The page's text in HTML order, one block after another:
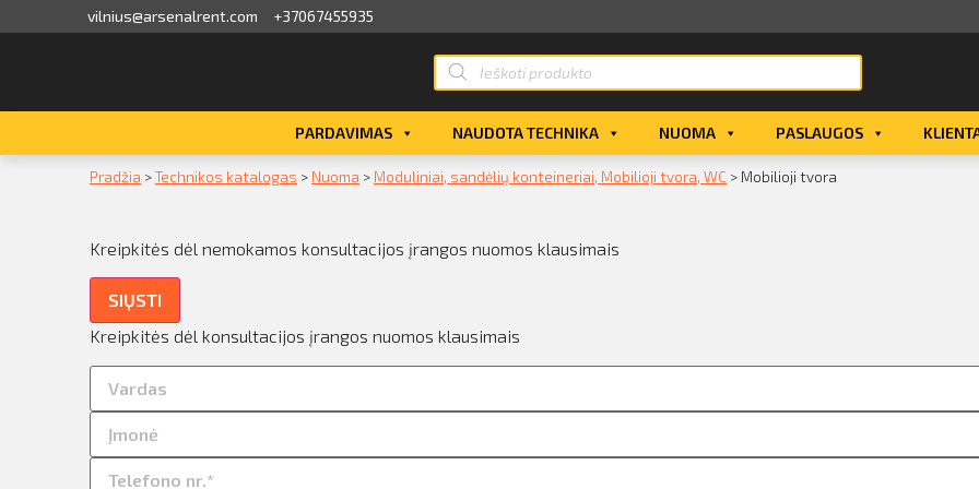
vilnius@arsenalrent.com +37067455935
faktūros, važtaraščiai
sąrašas
PARDAVIMAS NAUDOTA TECHNIKA NUOMA PASLAUGOS
Pradžia >Technikos katalogas > Nuoma > Moduliniai, sandėlių konteineriai, Mobilioji tvora, WC > Mobilioji tvora
Kreipkitės dėl nemokamos konsultacijos įrangos nuomos klausimais
SIŲSTI
Kreipkitės dėl konsultacijos įrangos nuomos klausimais